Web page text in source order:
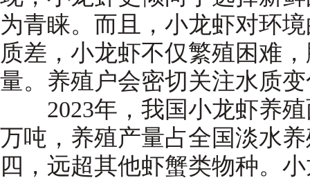
为青睐。而且，小龙虾对环
质差，小龙虾不仅繁殖困难
量。养殖户会密切关注水质
2023年，我国小龙虾养殖
万吨，养殖产量占全国淡水
四，远超其他虾蟹类物种。